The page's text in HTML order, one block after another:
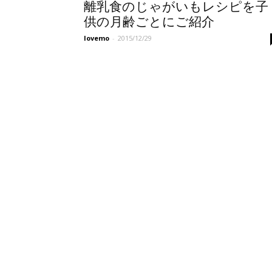
離乳食のじゃがいもレシピを子
供の月齢ごとにご紹介
lovemo - 2015/12/29